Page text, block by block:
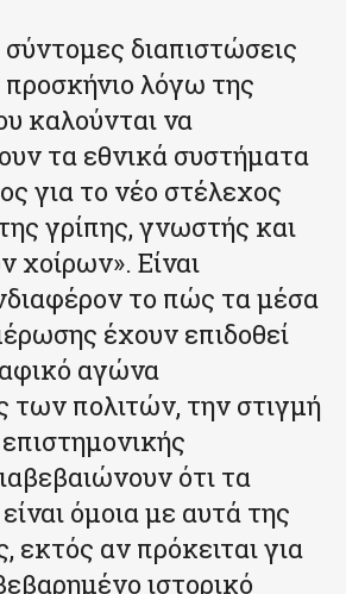
διαπιστώσεις
προσκήνιο λόγω της
καλούνται να
τα εθνικά συστήματα
για το νέο στέλεχος
γρίπης, γνωστής και
χοίρων». Είναι
το πώς τα μέσα
έχουν επιδοθεί
αγώνα
των πολιτών, την στιγμή
ότι τα
όμοια με αυτά της
εκτός αν πρόκειται για
ιστορικό